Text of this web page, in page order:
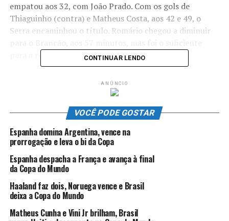
empatou aos 32, com João Prado. Com os gols de
Thiaguinho (contra) e Matheus Costa, aos 42 e 49, o
Serra encaminhou o título. Romário chegou a diminuir
para a reação capa-preta.
a Série D do Campeonato Brasileiro 2024.
Colaborou*G1 ES –Foto Capa:Laila Pecorari
ANÚNCIO
CONTINUAR LENDO
ANÚNCIO
VOCÊ PODE GOSTAR
Espanha domina Argentina, vence na
prorrogação e leva o bi da Copa
Espanha despacha a França e avança à final
da Copa do Mundo
Haaland faz dois, Noruega vence e Brasil
deixa a Copa do Mundo
Matheus Cunha e Vini Jr brilham, Brasil